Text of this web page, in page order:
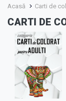
Acasă Carti de
CARTI DE